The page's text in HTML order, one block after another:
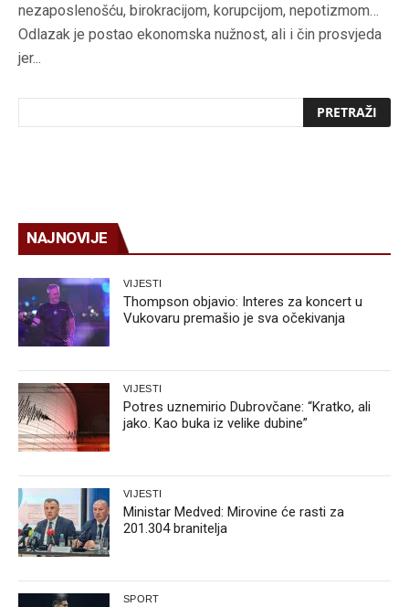
nezaposlenošću, birokracijom, korupcijom, nepotizmom…
Odlazak je postao ekonomska nužnost, ali i čin prosvjeda
jer...
NAJNOVIJE
VIJESTI
Thompson objavio: Interes za koncert u
Vukovaru premašio je sva očekivanja
VIJESTI
Potres uznemirio Dubrovčane: “Kratko, ali
jako. Kao buka iz velike dubine”
VIJESTI
Ministar Medved: Mirovine će rasti za
201.304 branitelja
SPORT